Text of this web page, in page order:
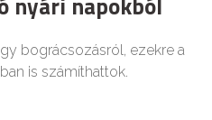
bográcsozásról, ezekre a
is számíthattok.